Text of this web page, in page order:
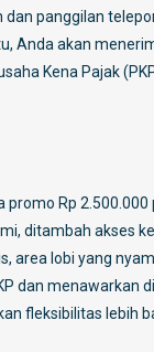
panggilan
Anda akan
Kena Pajak
promo Rp
ditambah akses
area lobi yang
dan menawarkan
fleksibilitas lebih